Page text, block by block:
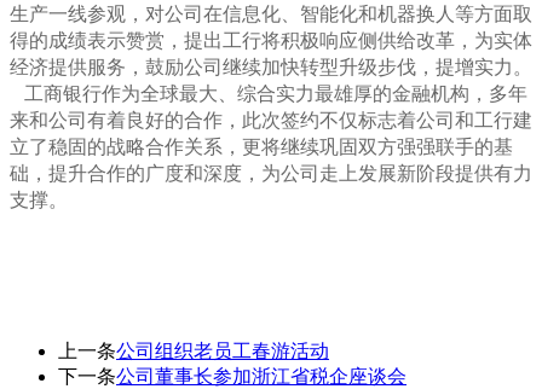
生产一线参观，对公司在信息化、智能化和机器换人等方面取
得的成绩表示赞赏，提出工行将积极响应侧供给改革，为实体
经济提供服务，鼓励公司继续加快转型升级步伐，提增实力。
工商银行作为全球最大、综合实力最雄厚的金融机构，多年
来和公司有着良好的合作，此次签约不仅标志着公司和工行建
立了稳固的战略合作关系，更将继续巩固双方强强联手的基
础，提升合作的广度和深度， 为公司走上发展新阶段提供有力
支撑。
上一条公司组织老员工春游活动
下一条公司董事长参加浙江省税企座谈会